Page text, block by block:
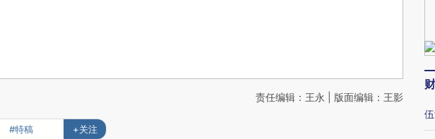
责任编辑：王永 | 版面编辑：王影
#特稿 +关注